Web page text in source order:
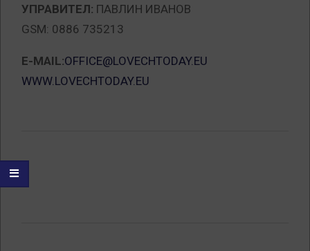
УПРАВИТЕЛ: ПАВЛИН ИВАНОВ
GSM: 0886 735213
E-MAIL:OFFICE@LOVECHTODAY.EU
WWW.LOVECHTODAY.EU